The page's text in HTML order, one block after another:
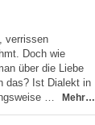
verrissen
Doch wie
über die Liebe
das? Ist Dialekt in
…
Mehr…